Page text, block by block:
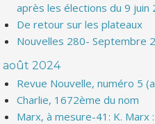
après les élections du 9 juin
De retour sur les plateaux
Nouvelles 280- Septembre
août 2024
Revue Nouvelle, numéro 5
Charlie, 1672ème du nom
Marx, à mesure-41: K. Marx